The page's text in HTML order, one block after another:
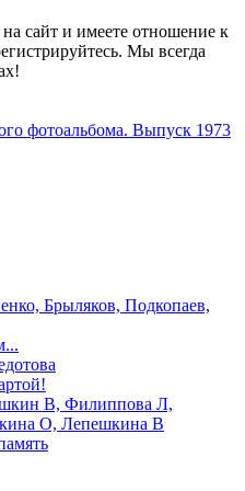
сайт и имеете отношение к
Мы всегда
фотоальбома. Выпуск 1973